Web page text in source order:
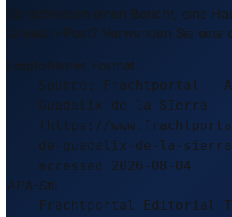
Sie schreiben einen Bericht, eine
LinkedIn-Post? Verwenden Sie eine
Empfohlenes Format
Source: Frachtportal –
Guadalix de la SIerra
(https://
de-guadalix-de-la-
accessed 2026-08-04
APA-Stil
Frachtportal Editorial